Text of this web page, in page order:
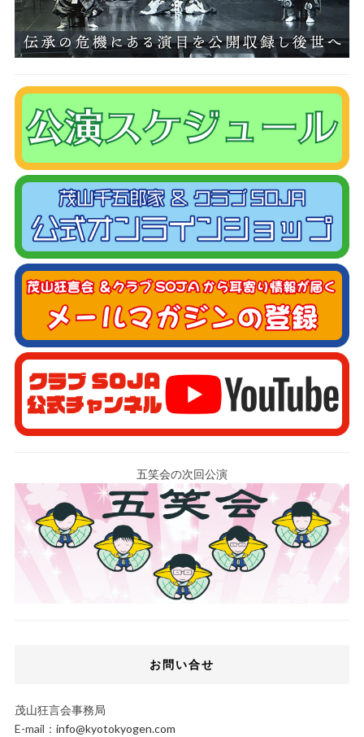
五笑会の次回公演
お問い合せ
茂山狂言会事務局
E-mail： info@kyotokyogen.com